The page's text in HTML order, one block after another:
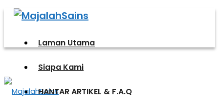
Laman Utama
Siapa Kami
HANTAR ARTIKEL & F.A.Q